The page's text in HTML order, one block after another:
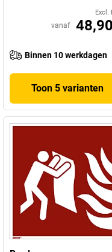
Excl.
vanaf
Binnen 10 werkdagen
Toon 5 varianten